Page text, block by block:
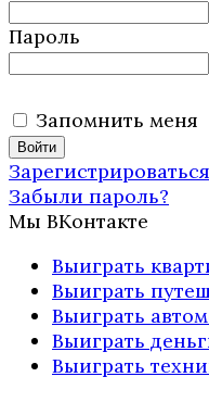
Пароль
Запомнить меня
Зарегистрироваться
Забыли пароль?
Мы ВКонтакте
Выиграть
Выиграть
Выиграть
Выиграть
Выиграть